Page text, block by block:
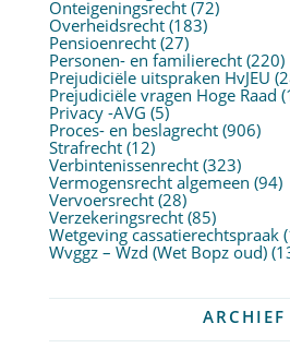
Onteigeningsrecht(72)
Overheidsrecht(183)
Pensioenrecht(27)
Personen- en familierecht(220)
Prejudiciële uitspraken HvJEU
Prejudiciële vragen Hoge Raad
Privacy -AVG (5)
Proces- en beslagrecht(906)
Strafrecht(12)
Verbintenissenrecht(323)
Vermogensrecht algemeen (94)
Vervoersrecht(28)
Verzekeringsrecht(85)
Wetgeving cassatierechtspraak
Wvggz – Wzd (Wet Bopz oud)
ARCHIEF